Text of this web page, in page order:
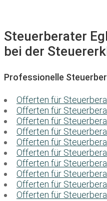
Steuerberater
bei der
Professionelle
Offerten für
Offerten für
Offerten für
Offerten für
Offerten für
Offerten für
Offerten für
Offerten für
Offerten für
Offerten für